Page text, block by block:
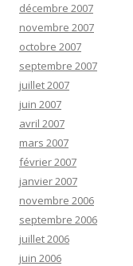
décembre 2007
novembre 2007
octobre 2007
septembre 2007
juillet 2007
juin 2007
avril 2007
mars 2007
février 2007
janvier 2007
novembre 2006
septembre 2006
juillet 2006
juin 2006